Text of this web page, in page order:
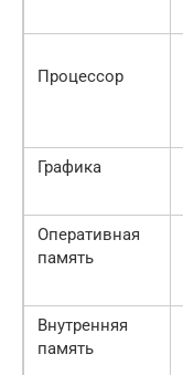
Процессор
Графика
Оперативная
память
Внутренняя
память